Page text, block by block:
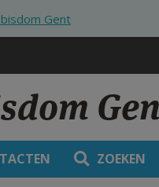
Gent
ZOEKEN